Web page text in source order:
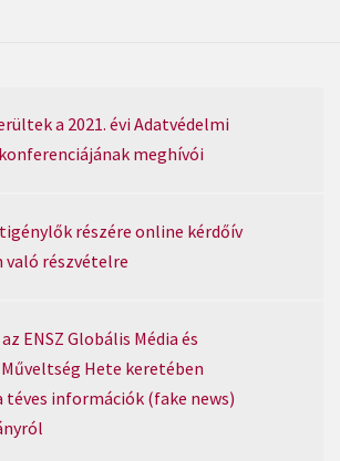
a 2021. évi Adatvédelmi
meghívói
részére online kérdőív
részvételre
ENSZ Globális Média és
Hete keretében
téves információk (fake news)